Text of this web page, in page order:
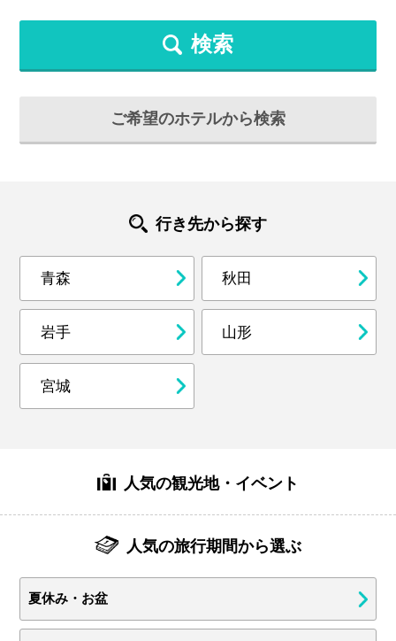
検索
ご希望のホテルから検索
行き先から探す
青森 秋田
岩手 山形
宮城
人気の観光地・イベント
人気の旅行期間から選ぶ
夏休み・お盆